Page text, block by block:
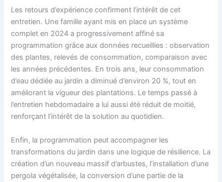
Les retours d’expérience confirment l’intérêt de cet
entretien. Une famille ayant mis en place un système
complet en 2024 a progressivement affiné sa
programmation grâce aux données recueillies : observation
des plantes, relevés de consommation, comparaison avec
les années précédentes. En trois ans, leur consommation
d’eau dédiée au jardin a diminué d’environ 20 %, tout en
améliorant la vigueur des plantations. Le temps passé à
l’entretien hebdomadaire a lui aussi été réduit de moitié,
renforçant l’intérêt de la solution au quotidien.
Enfin, la programmation peut accompagner les
transformations du jardin dans une logique de résilience. La
création d’un nouveau massif d’arbustes, l’installation d’une
pergola végétalisée, la conversion d’une partie de la